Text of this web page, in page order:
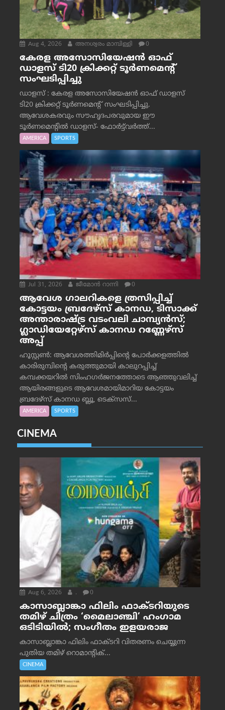
Aug 4, 2026 അനശ്വരം മാമ്പിള്ളി 0
കേരള അസോസിയേഷൻ ഓഫ്
ഡാളസ് ടി20 ക്രിക്കറ്റ് ടൂർണമെന്റ്
സംഘടിപ്പിച്ചു
ഡാളസ് : കേരള അസോസിയേഷൻ ഓഫ് ഡാളസ്
ടി20 ക്രിക്കറ്റ് ടൂർണമെന്റ് സംഘടിപ്പിച്ചു.
ആവേശകരവും സൗഹൃദപരവുമായ ഈ
ടൂർണമെന്റിൽ ഡാളസ്- ഫോർട്ട്‌വര്‍ത്ത്...
AMERICA SPORTS
Jul 31, 2026 ജീമോന്‍ റാന്നി 0
ആവേശ ഗാലറികളെ ത്രസിപ്പിച്ച്
കോട്ടയം ബ്രദേഴ്‌സ് കാനഡ, ടിസാക്ക്
അന്താരാഷ്ട്ര വടംവലി ചാമ്പ്യന്‍സ്;
ഗ്ലാഡിയേറ്റേഴ്‌സ് കാനഡ റണ്ണേഴ്‌സ്
അപ്പ്
ഹൂസ്റ്റണ്‍: ആവേശത്തിമിര്‍പ്പിന്റെ പോര്‍ക്കളത്തില്‍
കാരിരുമ്പിന്റെ കരുത്തുമായി കാലുറപ്പിച്ച്
കമ്പക്കയറില്‍ സിംഹഗര്‍ജനത്തോടെ ആഞ്ഞുവലിച്ച്
ആയിരങ്ങളുടെ ആവേശമായിമാറിയ കോട്ടയം
ബ്രദേഴ്‌സ് കാനഡ ബ്ലൂ, ടെക്‌സസ്...
AMERICA SPORTS
CINEMA
Aug 6, 2026 . 0
കാസാബ്ലാങ്കാ ഫിലിം ഫാക്ടറിയുടെ
തമിഴ് ചിത്രം ‘മൈലാഞ്ചി’ ഹംഗാമ
ഒടിടിയിൽ; സംഗീതം ഇളയരാജ
കാസാബ്ലാങ്കാ ഫിലിം ഫാക്ടറി വിതരണം ചെയ്യുന്ന
പുതിയ തമിഴ് റൊമാന്റിക്...
CINEMA